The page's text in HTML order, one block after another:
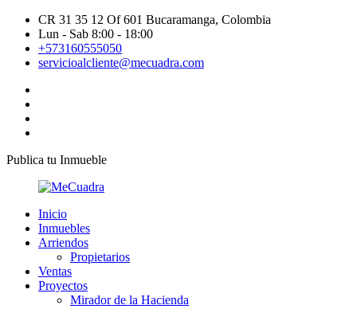
CR 31 35 12 Of 601 Bucaramanga, Colombia
Lun - Sab 8:00 - 18:00
+573160555050
servicioalcliente@mecuadra.com
Publica tu Inmueble
Inicio
Inmuebles
Arriendos
Propietarios
Ventas
Proyectos
Mirador de la Hacienda